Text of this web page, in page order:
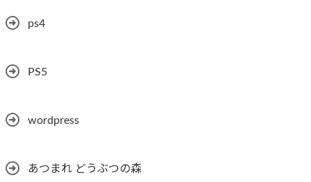
ps4
PS5
wordpress
あつまれ どうぶつの森